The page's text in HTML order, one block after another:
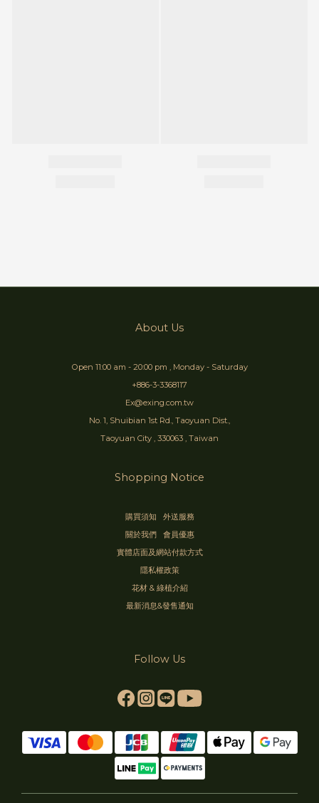
About Us
Open 11:00 am - 20:00 pm , Monday - Saturday
+886-3-3368117
Ex@exing.com.tw
No. 1, Shuibian 1st Rd., Taoyuan Dist.,
Taoyuan City , 330063 , Taiwan
Shopping Notice
購買須知
外送服務
關於我們
會員優惠
實體店面及網站付款方式
隱私權政策
花材 & 綠植介紹
最新消息&發售通知
Follow Us